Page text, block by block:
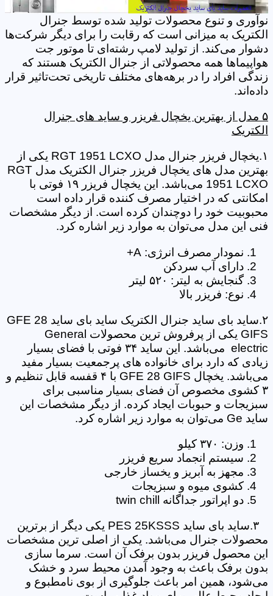
نوآوری‌ و تنوع محصولات تولید شده توسط جنرال
الکتریک به میزانی است که رقابت را برای دیگر شرکت‌ها
دشوار می‌کند. از تولید لامپ رشته‌ای تا موتور جت
هواپیماها همه محصولاتی از جنرال الکتریک هستند که
زندگی افراد را در برهه‌‌های مختلف تاریخی تحت‌تاثیر قرار
داده‌اند.
۵ مدل از بهترین یخچال فریزر و ساید های جنرال
الکتریک
۱.یخچال فریزر جنرال مدل RGT 1951 LCXO یکی از
بهترین مدل های یخچال فریزر جنرال الکتریک مدل RGT
1951 LCXO می‌باشد. این یخچال فریزر ۱۹ فوتی با
امکانتی که در اختیار مصرف کننده قرار داده است
محبوبیت خود را دوچندان کرده است. از دیگر مشخصات
فنی این مدل می‌توان به موارد زیر اشاره کرد.
نمودار مصرف انرژی: A+
دارای آب سردکن
گنجایش به لیتر: ۵۲۰ لیتر
نوع: فریزر بالا
۲.ساید بای ساید جنرال الکتریک ساید بای ساید GFE 28
GIFS یکی از پرفروش ترین محصولات General
electric می‌باشد. این ساید ۳۴ فوتی با فضای بسیار
زیادی که دارد برای خانواده های پرجمعیت بسیار مفید
می‌باشد. یخچال GFE 28 GIFS با ۴ قفسه قابل تنظیم و
۳ کشوی مخصوص آن فضای بسیار مناسبی برای
سبزیجات و حبوبات ایجاد کرده. از دیگر مشخصات این
ساید Ge می‌توان به موارد زیر اشاره کرد.
وزن: ۳۷۰ کیلو
سیستم انجماد سریع فریزر
مجهز به آبریز و یخساز خارجی
کشوی میوه و سبزیجات
دو اپراتور جداگانه twin chill
۳.ساید بای ساید PES 25KSSS یکی دیگر از برترین
محصولات جنرال می‌باشد. یکی از اصلی ترین مشخصات
این محصول فریزر بدون برفک آن است. سرما سازی
بدون برفک باعث به وجود آمدن محیط سرد و خشک
می‌شود، همین امر باعث جلوگیری از بوی نامطبوع و